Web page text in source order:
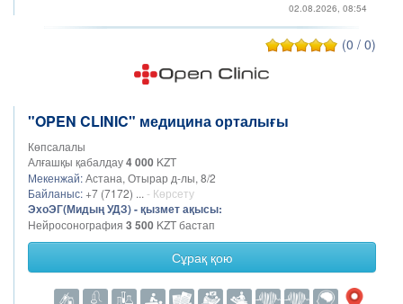
02.08.2026, 08:54
(0 / 0)
"OPEN CLINIC" медицина орталығы
Көпсалалы
Алғашқы қабалдау4 000 KZT
Мекенжай:Астана, Отырар д-лы, 8/2
Байланыс: +7 (7172) ... - Көрсету
ЭхоЭГ(Мидың УДЗ) - қызмет ақысы:
Нейросонография 3 500 KZT бастап
Сұрақ қою